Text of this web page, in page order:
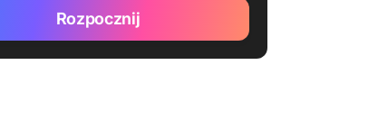
Rozpocznij